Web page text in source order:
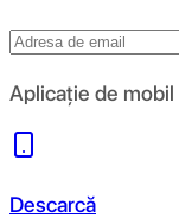
Aplicație de mobil
Descarcă